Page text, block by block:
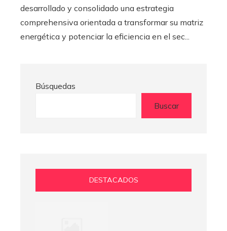
desarrollado y consolidado una estrategia
comprehensiva orientada a transformar su matriz
energética y potenciar la eficiencia en el sec...
Búsquedas
Buscar
DESTACADOS